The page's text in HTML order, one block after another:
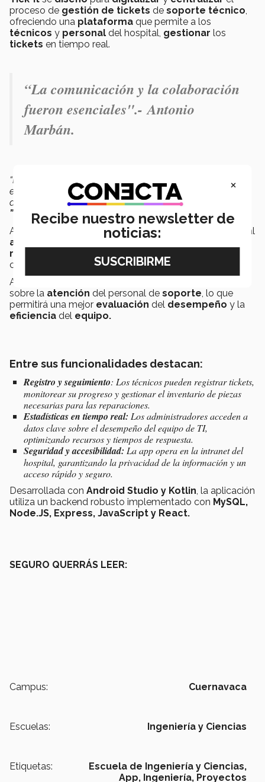
proceso de gestión de tickets de soporte técnico
ofreciendo una plataforma que permite a los
técnicos y personal del hospital, gestionar los
tickets en tiempo real.
“La comunicación y la colaboración
fueron esenciales".- Antonio
Marbán.
“La
especialmente ante la presión de tiempo y la
necesidad
del socio formador deimplementarlaaplicación
”
mencionó Antonio Marbán, integrante del equipo.
Al
formularios
, el hospital
ahorrará
respuesta
completo de
ticketsypiezasutilizadas.
Así como proporcionando
sobre la atención del personal de soporte , lo que
permitirá una mejor evaluación del desempeño y la
eficiencia del equipo.
Entre sus funcionalidades destacan:
Registro y seguimiento: Los técnicos pueden registrar tickets,
monitorear su progreso y gestionar el inventario de piezas
necesarias para las reparaciones.
Estadísticas en tiempo real: Los administradores acceden a
datos clave sobre el desempeño del equipo de TI,
optimizando recursos y tiempos de respuesta.
Seguridad y accesibilidad: La app opera en la intranet del
hospital, garantizando la privacidad de la información y un
acceso rápido y seguro.
Desarrollada con Android Studio y Kotlin , la aplicación
utiliza un backend robusto implementado con MySQL,
Node.JS, Express, JavaScript y React.
SEGURO QUERRÁS LEER:
Campus: Cuernavaca
Escuelas: Ingeniería y Ciencias
Etiquetas:
Escuela de Ingeniería y Ciencias,
App, Ingeniería, Proyectos
×
Recibe nuestro newsletter de
noticias: